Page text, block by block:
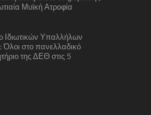
Μυϊκή Ατροφία
Ιδιωτικών Υπαλλήλων
Όλοι στο πανελλαδικό
της ΔΕΘ στις 5